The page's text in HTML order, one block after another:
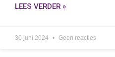
LEES VERDER »
30 juni 2024 Geen reacties